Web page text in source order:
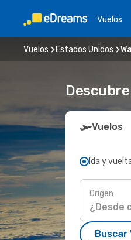
Vuelos
Vuelos Estados Unidos
Vuelos
Ida y
Origen
Buscar